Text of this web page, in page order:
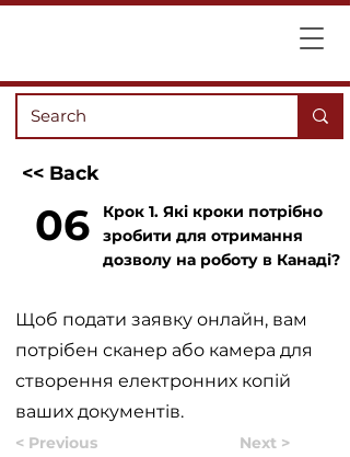
<< Back
Крок 1. Які кроки потрібно
зробити для отримання
дозволу на роботу в Канаді?
06
Щоб подати заявку онлайн, вам
потрібен сканер або камера для
створення електронних копій
ваших документів.
< Previous Next >